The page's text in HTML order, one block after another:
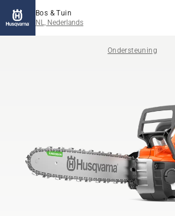
Bos & Tuin
NL, Nederlands
Ondersteuning